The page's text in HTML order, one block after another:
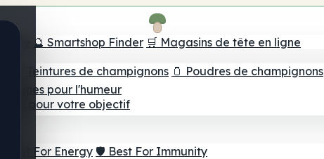
tête 🔮 Smartshop Finder 🛒 Magasins de tête en ligne
💧 Teintures de champignons 🫙 Poudres de champignons
Gommes pour l'humeur
pour votre objectif
⚡ Best For Energy 🛡️ Best For Immunity